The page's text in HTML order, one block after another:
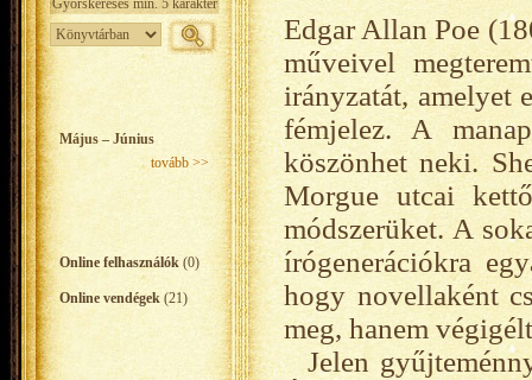
Május – Június
tovább >>
Online felhasználók (0)
Online vendégek (21)
Edgar Allan Poe
műveivel
irányzatát, amelyet
fémjelez. A
köszönhet neki.
Morgue utcai
módszerüket. A
írógenerációkra
hogy novellaként
meg, hanem
Jelen